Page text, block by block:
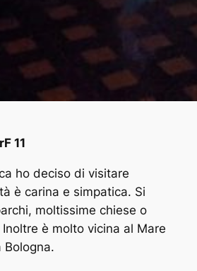
11
ho deciso di visitare
è carina e simpatica. Si
moltissime chiese o
è molto vicina al Mare
Bologna.